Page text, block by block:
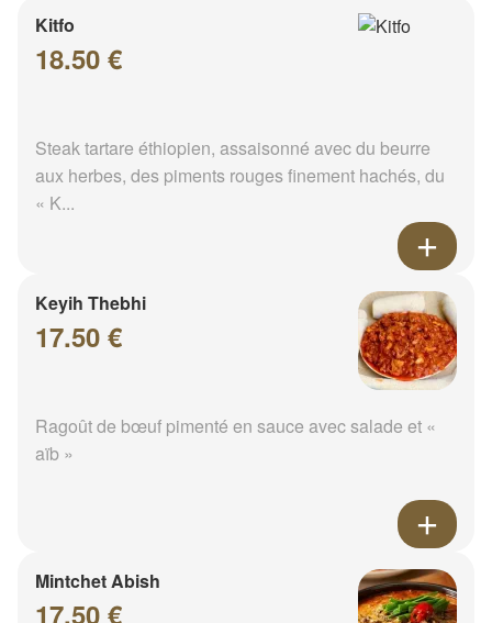
Kitfo
18.50 €
Steak tartare éthiopien, assaisonné avec du beurre
aux herbes, des piments rouges finement hachés, du
« K...
Keyih Thebhi
17.50 €
Ragoût de bœuf pimenté en sauce avec salade et «
aïb »
Mintchet Abish
17.50 €